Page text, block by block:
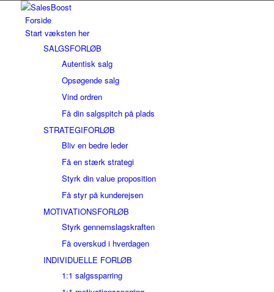
Forside
Start væksten her
SALGSFORLØB
Autentisk salg
Opsøgende salg
Vind ordren
Få din salgspitch på plads
STRATEGIFORLØB
Bliv en bedre leder
Få en stærk strategi
Styrk din value proposition
Få styr på kunderejsen
MOTIVATIONSFORLØB
Styrk gennemslagskraften
Få overskud i hverdagen
INDIVIDUELLE FORLØB
1:1 salgssparring